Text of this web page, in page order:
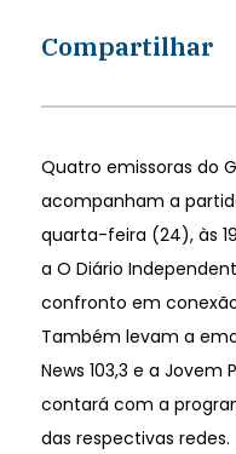
Compartilhar
Quatro emissoras do
acompanham a
quarta-feira (24), às 19
a O Diário
confronto em
Também levam a
News 103,3 e a Jovem
contará com a
das respectivas redes.